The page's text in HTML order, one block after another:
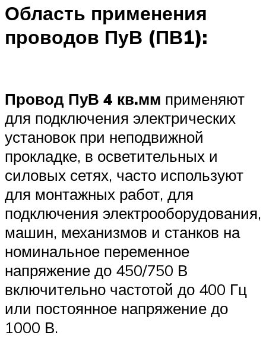
Область применения
проводов ПуВ (ПВ1):
Провод ПуВ 4 кв.мм применяют
для подключения электрических
установок при неподвижной
прокладке, в осветительных и
силовых сетях, часто используют
для монтажных работ, для
подключения электрооборудования,
машин, механизмов и станков на
номинальное переменное
напряжение до 450/750 В
включительно частотой до 400 Гц
или постоянное напряжение до
1000 В.